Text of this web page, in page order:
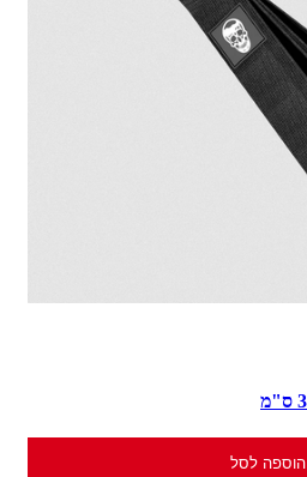
הוספה לסל